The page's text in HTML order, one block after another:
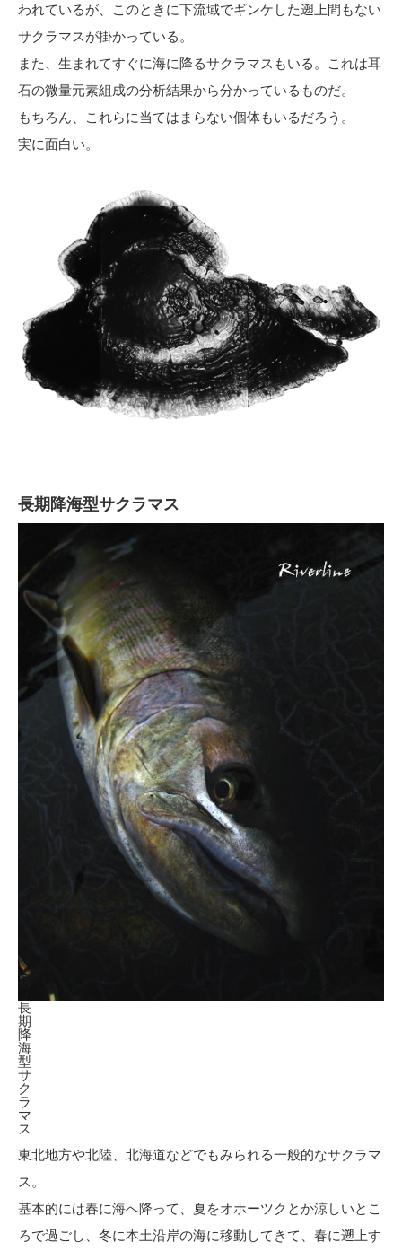
われているが、このときに下流域でギンケした遡上間もない
サクラマスが掛かっている。
また、生まれてすぐに海に降るサクラマスもいる。これは耳
石の微量元素組成の分析結果から分かっているものだ。
もちろん、これらに当てはまらない個体もいるだろう。
実に面白い。
長期降海型サクラマス
長
期
降
海
型
サ
ク
ラ
マ
ス
東北地方や北陸、北海道などでもみられる一般的なサクラマ
ス。
基本的には春に海へ降って、夏をオホーツクとか涼しいとこ
ろで過ごし、冬に本土沿岸の海に移動してきて、春に遡上す